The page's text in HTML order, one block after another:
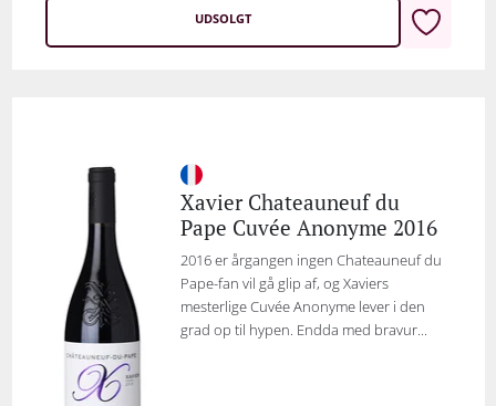
UDSOLGT
Xavier Chateauneuf du
Pape Cuvée Anonyme 2016
2016 er årgangen ingen Chateauneuf du
Pape-fan vil gå glip af, og Xaviers
mesterlige Cuvée Anonyme lever i den
grad op til hypen. Endda med bravur...